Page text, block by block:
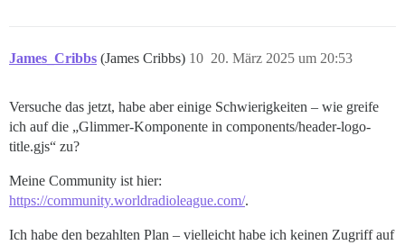
James_Cribbs (James Cribbs) 20. März 2025 um 20:53
10
Versuche das jetzt, habe aber einige Schwierigkeiten – wie greife
ich auf die „Glimmer-Komponente in components/header-logo-
title.gjs“ zu?
Meine Community ist hier:
https://community.worldradioleague.com/.
Ich habe den bezahlten Plan – vielleicht habe ich keinen Zugriff auf